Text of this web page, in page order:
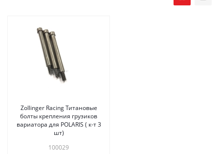
Zollinger Racing Титановые
болты крепления грузиков
вариатора для POLARIS ( к-т 3
шт)
100029